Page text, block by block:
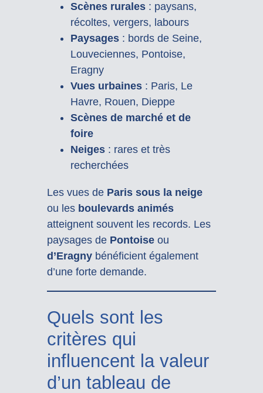
Scènes rurales: paysans,
récoltes, vergers, labours
Paysages: bords de Seine,
Louveciennes, Pontoise,
Eragny
Vues urbaines: Paris, Le
Havre, Rouen, Dieppe
Scènes de marché et de
foire
Neiges: rares et très
recherchées
Les vues de Paris sous la neige
ou les boulevards animés
atteignent souvent les records. Les
paysages de Pontoiseou
d’Eragnybénéficient également
d’une forte demande.
Quels sont les
critères qui
influencent la valeur
d’un tableau de